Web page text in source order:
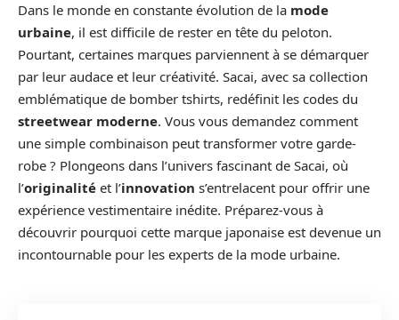
Dans le monde en constante évolution de la mode
urbaine, il est difficile de rester en tête du peloton.
Pourtant, certaines marques parviennent à se démarquer
par leur audace et leur créativité. Sacai, avec sa collection
emblématique de bomber tshirts, redéfinit les codes du
streetwear moderne. Vous vous demandez comment
une simple combinaison peut transformer votre garde-
robe ? Plongeons dans l’univers fascinant de Sacai, où
l’originalité et l’innovation s’entrelacent pour offrir une
expérience vestimentaire inédite. Préparez-vous à
découvrir pourquoi cette marque japonaise est devenue un
incontournable pour les experts de la mode urbaine.